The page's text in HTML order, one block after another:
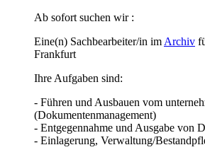
Ab sofort suchen wir :
Eine(n) Sachbearbeiter/in im Archiv
Frankfurt
Ihre Aufgaben sind:
- Führen und Ausbauen vom
(Dokumentenmanagement)
- Entgegennahme und Ausgabe von
- Einlagerung, Verwaltung/